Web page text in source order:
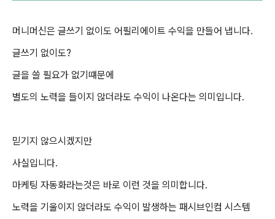
머니머신은 글쓰기 없이도 어필리에이트 수익을 만들어 냅니다.
글쓰기 없이도?
글을 쓸 필요가 없기떄문에
별도의 노력을 들이지 않더라도 수익이 나온다는 의미입니다.
믿기지 않으시겠지만
사실입니다.
마케팅 자동화라는것은 바로 이런 것을 의미합니다.
노력을 기울이지 않더라도 수익이 발생하는 패시브인컴 시스템